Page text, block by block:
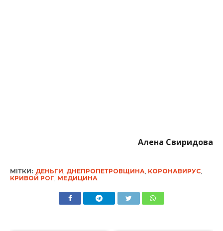
Алена Свиридова
МІТКИ: ДЕНЬГИ, ДНЕПРОПЕТРОВЩИНА, КОРОНАВИРУС,
КРИВОЙ РОГ, МЕДИЦИНА